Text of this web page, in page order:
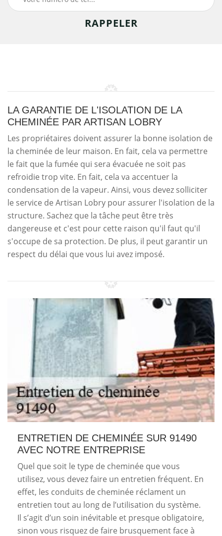
LA GARANTIE DE L'ISOLATION DE LA
CHEMINÉE PAR ARTISAN LOBRY
Les propriétaires doivent assurer la bonne isolation de
la cheminée de leur maison. En fait, cela va permettre
le fait que la fumée qui sera évacuée ne soit pas
refroidie trop vite. En fait, cela va accentuer la
condensation de la vapeur. Ainsi, vous devez solliciter
le service de Artisan Lobry pour assurer l'isolation de la
structure. Sachez que la tâche peut être très
dangereuse et c'est pour cette raison qu'il faut qu'il
s'occupe de sa protection. De plus, il peut garantir un
respect du délai que vous lui avez imposé.
ENTRETIEN DE CHEMINÉE SUR 91490
AVEC NOTRE ENTREPRISE
Quel que soit le type de cheminée que vous
utilisez, vous devez faire un entretien fréquent. En
effet, les conduits de cheminée réclament un
entretien tout au long de l’utilisation du système.
Il s’agit d’un soin inévitable et presque obligatoire,
sinon vous risquez de faire brusquement face à